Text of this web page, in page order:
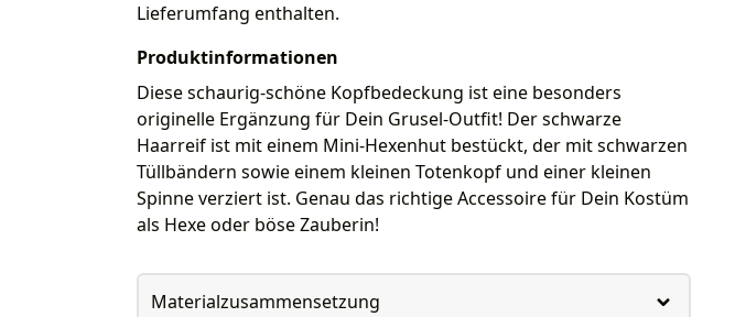
Lieferumfang enthalten.
Produktinformationen
Diese schaurig-schöne Kopfbedeckung ist eine besonders
originelle Ergänzung für Dein Grusel-Outfit! Der schwarze
Haarreif ist mit einem Mini-Hexenhut bestückt, der mit schwarzen
Tüllbändern sowie einem kleinen Totenkopf und einer kleinen
Spinne verziert ist. Genau das richtige Accessoire für Dein Kostüm
als Hexe oder böse Zauberin!
Materialzusammensetzung